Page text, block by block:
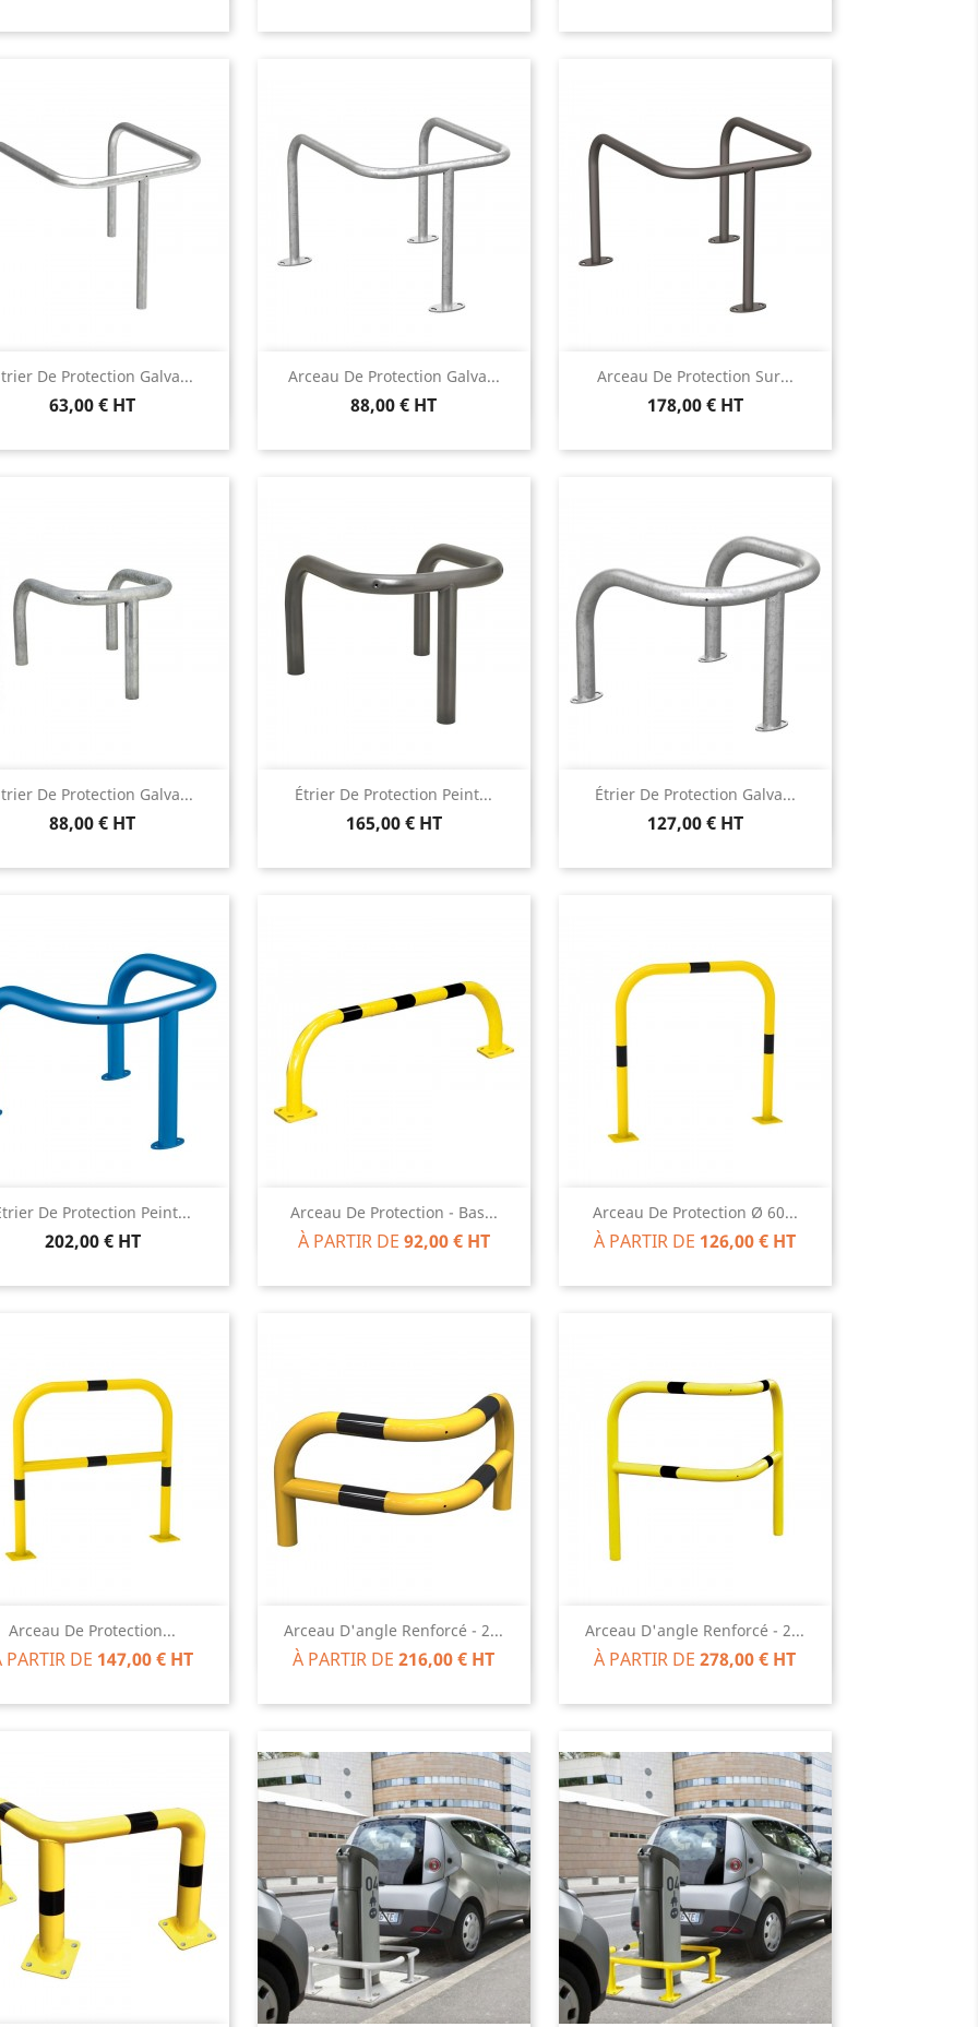
De Protection Galva...
63,00 € HT
Aperçu rapide Arceau De Protection Galva...
88,00 € HT
Aperçu rapide Arceau De Protection Sur...
178,00 € HT
 Aperçu rapide
De Protection Galva...
88,00 € HT
Aperçu rapide Étrier De Protection Peint...
165,00 € HT
Aperçu rapide Étrier De Protection Galva...
127,00 € HT
Aperçu rapide
De Protection Peint...
202,00 € HT
Aperçu rapide Arceau De Protection - Bas...
À PARTIR DE 92,00 € HT
 Aperçu rapide Arceau De Protection Ø 60...
À PARTIR DE 126,00 € HT
 Aperçu rapide
Arceau De Protection...
PARTIR DE 147,00 € HT
Aperçu rapide Arceau D'angle Renforcé - 2...
À PARTIR DE 216,00 € HT
Aperçu rapide Arceau D'angle Renforcé - 2...
À PARTIR DE 278,00 € HT
Aperçu rapide